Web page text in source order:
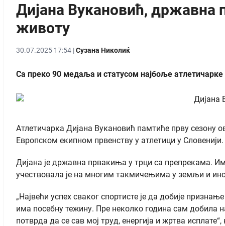
Дијана Вукановић, државна
животу
30.07.2025 17:54 |Сузана Николиќ
Са преко 90 медаља и статусом најбоље
Атлетичарка Дијана Вукановић памтиће прву сезону
Европском екипном првенству у атлетици у Словенији.
Дијана је државна првакиња у трци са препрекама.
учествовала је на многим такмичењима у земљи и
„Највећи успех сваког спортисте је да добије
има посебну тежину. Пре неколко година сам добила
потврда да се сав мој труд, енергија и жртва